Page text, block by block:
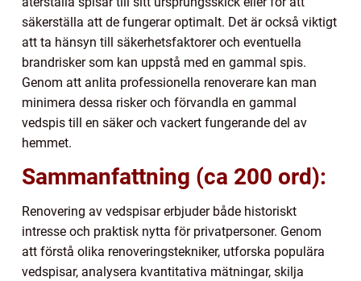
säkerställa att de fungerar optimalt. Det är också viktigt
att ta hänsyn till säkerhetsfaktorer och eventuella
brandrisker som kan uppstå med en gammal spis.
Genom att anlita professionella renoverare kan man
minimera dessa risker och förvandla en gammal
vedspis till en säker och vackert fungerande del av
hemmet.
Sammanfattning (ca 200 ord):
Renovering av vedspisar erbjuder både historiskt
intresse och praktisk nytta för privatpersoner. Genom
att förstå olika renoveringstekniker, utforska populära
vedspisar, analysera kvantitativa mätningar, skilja